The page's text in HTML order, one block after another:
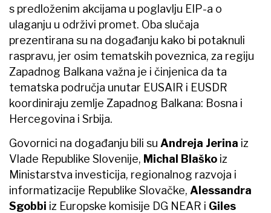
s predloženim akcijama u poglavlju EIP-a o
ulaganju u održivi promet. Oba slučaja
prezentirana su na događanju kako bi potaknuli
raspravu, jer osim tematskih poveznica, za regiju
Zapadnog Balkana važna je i činjenica da ta
tematska područja unutar EUSAIR i EUSDR
koordiniraju zemlje Zapadnog Balkana: Bosna i
Hercegovina i Srbija.
Govornici na događanju bili su Andreja Jerina iz
Vlade Republike Slovenije, Michal Blaško iz
Ministarstva investicija, regionalnog razvoja i
informatizacije Republike Slovačke, Alessandra
Sgobbi iz Europske komisije DG NEAR i Giles